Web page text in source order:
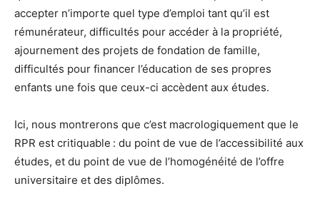
accepter n’importe quel type d’emploi tant qu’il est
rémunérateur, difficultés pour accéder à la propriété,
ajournement des projets de fondation de famille,
difficultés pour financer l’éducation de ses propres
enfants une fois que ceux-ci accèdent aux études.
Ici, nous montrerons que c’est macrologiquement que le
RPR est critiquable : du point de vue de l’accessibilité aux
études, et du point de vue de l’homogénéité de l’offre
universitaire et des diplômes.